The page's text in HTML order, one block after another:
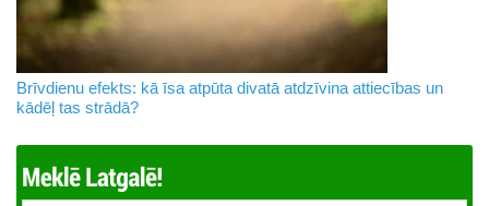
Brīvdienu efekts: kā īsa atpūta divatā atdzīvina attiecības un
kādēļ tas strādā?